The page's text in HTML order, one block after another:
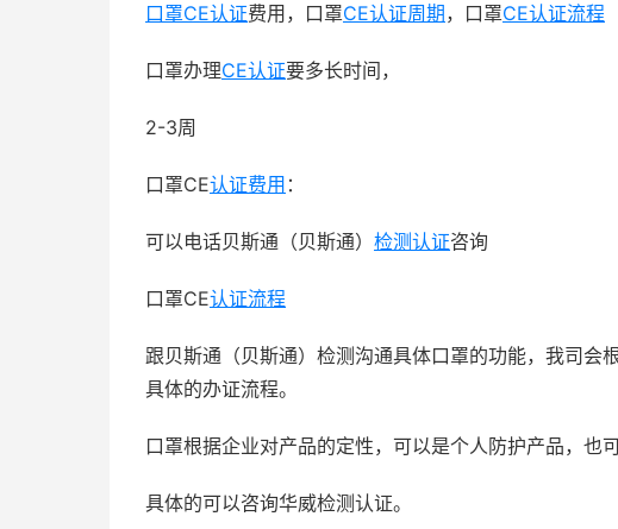
口罩CE认证费用，口罩CE认证周期 ，口罩CE认证流程
口罩办理CE认证要多长时间，
2-3周
口罩CE认证费用 ：
可以电话贝斯通（贝斯通） 检测认证咨询
口罩CE认证流程
跟贝斯通（贝斯通）检测沟通具体口罩的功能，我司会
具体的办证流程。
口罩根据企业对产品的定性，可以是个人防护产品，也
具体的可以咨询华威检测认证。